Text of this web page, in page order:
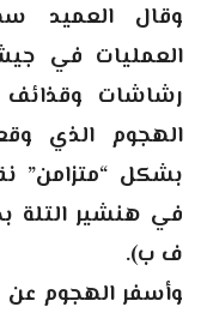
وقال العميد
العمليات في
رشاشات
الهجوم الذي
بشكل “متزامن”
في هنشير التلة
ف ب).